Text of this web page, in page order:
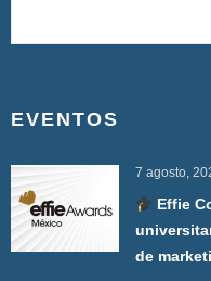
EVENTOS
7 agosto,
Effie
de